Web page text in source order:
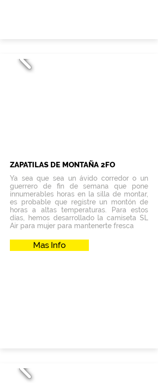
ZAPATILAS DE MONTAÑA 2FO
Ya sea que sea un ávido corredor o un
guerrero de fin de semana que pone
innumerables horas en la silla de montar,
es probable que registre un montón de
horas a altas temperaturas. Para estos
días, hemos desarrollado la camiseta SL
Air para mujer para mantenerte fresca
Mas Info